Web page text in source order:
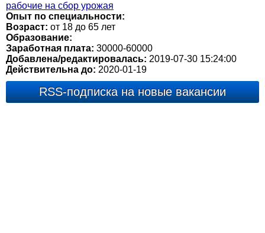
рабочие на сбор урожая
Опыт по специальности:
Возраст: от 18 до 65 лет
Образование:
Заработная плата: 30000-60000
Добавлена/редактировалась: 2019-07-30 15:24:00
Действительна до: 2020-01-19
RSS-подписка на новые вакансии